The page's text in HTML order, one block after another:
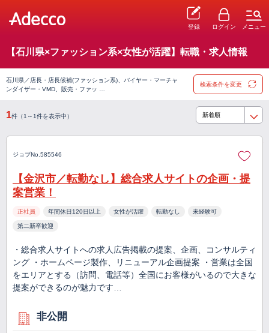
登録 ログイン メニュー
【石川県×ファッション系×女性が活躍】転職・求人情報
石川県／店長・店長候補(ファッション系)、バイヤー・マーチャ
ンダイザー・VMD、販売・ファッ …
検索条件を変更
1件（1～1件を表示中）
ジョブNo.585546
【金沢市／転勤なし】総合求人サイトの企画・提
案営業！
正社員 年間休日120日以上 女性が活躍 転勤なし 未経験可
第二新卒歓迎
・総合求人サイトへの求人広告掲載の提案、企画、コンサルティ
ング ・ホームページ製作、リニューアル企画提案 ・営業は全国
をエリアとする（訪問、電話等）全国にお客様がいるので大きな
提案ができるのが魅力です…
非公開